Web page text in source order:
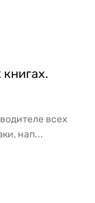
всех
нап...